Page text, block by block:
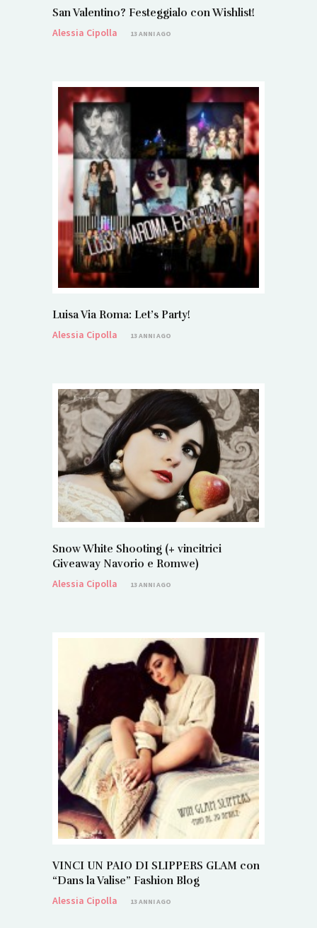
San Valentino? Festeggialo con Wishlist!
Alessia Cipolla
13 ANNI AGO
Luisa Via Roma: Let’s Party!
Alessia Cipolla
13 ANNI AGO
Snow White Shooting (+ vincitrici
Giveaway Navorio e Romwe)
Alessia Cipolla
13 ANNI AGO
VINCI UN PAIO DI SLIPPERS GLAM con
“Dans la Valise” Fashion Blog
Alessia Cipolla
13 ANNI AGO